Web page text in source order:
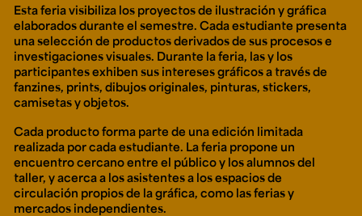
Universidad de los Andes | Vigilada Mineducación.
Reconocimiento como universidad: Decreto 1297 del 30
de mayo de 1964. Reconocimiento de personería jurídica:
Resolución 28 del 23 de febrero de 1949, Minjusticia.
Acreditación institucional de alta calidad, 10 años:
Resolución 000194 del 16 de enero del 2025.
Ext. 2626
Posgrados
Ext. 4925
Educación
Continua
Ext. 4795
Esta feria visibiliza los proyectos de ilustración y gráfica
elaborados durante el semestre. Cada estudiante presenta
una selección de productos derivados de sus procesos e
investigaciones visuales. Durante la feria, las y los
participantes exhiben sus intereses gráficos a través de
fanzines, prints, dibujos originales, pinturas, stickers,
camisetas y objetos.
Cada producto forma parte de una edición limitada
realizada por cada estudiante. La feria propone un
encuentro cercano entre el público y los alumnos del
taller, y acerca a los asistentes a los espacios de
circulación propios de la gráfica, como las ferias y
mercados independientes.